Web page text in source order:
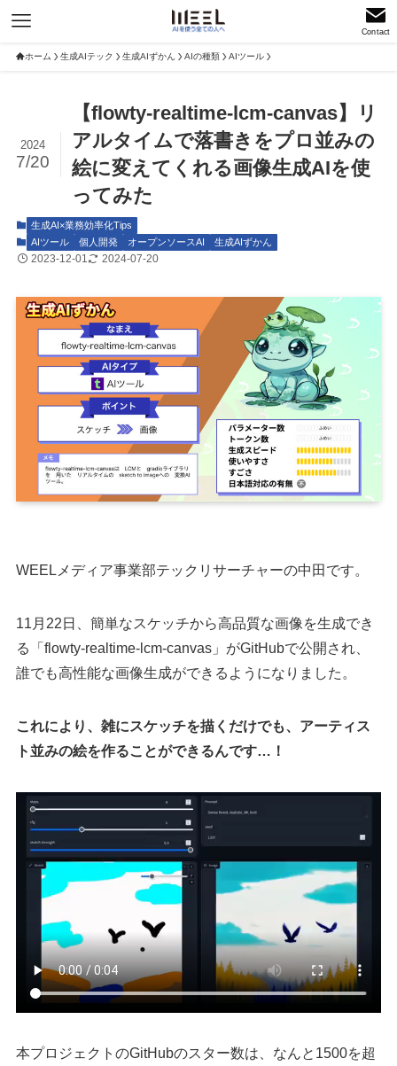
Contact
ホーム 生成AIテック 生成AIずかん AIの種類 AIツール
【flowty-realtime-lcm-canvas】リ
アルタイムで落書きをプロ並みの
絵に変えてくれる画像生成AIを使
ってみた
2024
7/20
生成AI×業務効率化Tips
AIツール
個人開発 オープンソースAI 生成AIずかん
2023-12-01 2024-07-20
WEELメディア事業部テックリサーチャーの中田です。
11月22日、簡単なスケッチから高品質な画像を生成でき
る「flowty-realtime-lcm-canvas」がGitHubで公開され、
誰でも高性能な画像生成ができるようになりました。
これにより、雑にスケッチを描くだけでも、アーティス
ト並みの絵を作ることができるんです…！
本プロジェクトのGitHubのスター数は、なんと1500を超